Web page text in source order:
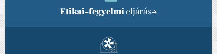
Etikai-fegyelmi eljárás→